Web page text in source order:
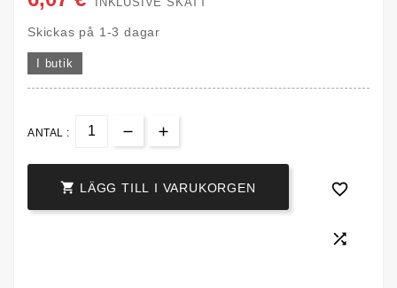
Skickas på 1-3 dagar
I butik
ANTAL :
 LÄGG TILL I VARUKORGEN 
